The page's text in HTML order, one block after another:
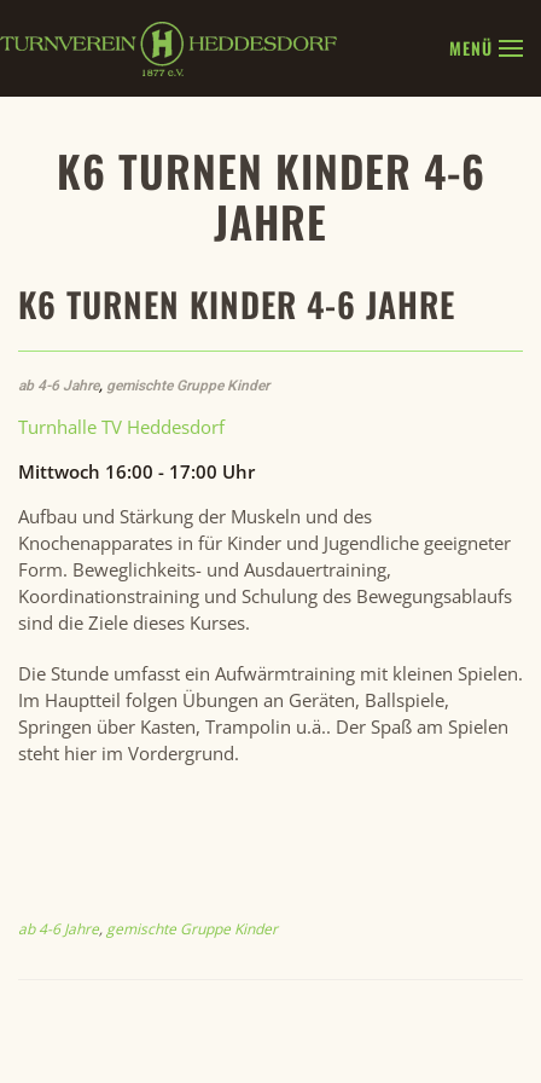
Zum Hauptinhalt springen
MENÜ
K6 TURNEN KINDER 4-6
JAHRE
K6 TURNEN KINDER 4-6 JAHRE
ab 4-6 Jahre, gemischte Gruppe Kinder
Turnhalle TV Heddesdorf
Mittwoch 16:00 - 17:00 Uhr
Aufbau und Stärkung der Muskeln und des
Knochenapparates in für Kinder und Jugendliche geeigneter
Form. Beweglichkeits- und Ausdauertraining,
Koordinationstraining und Schulung des Bewegungsablaufs
sind die Ziele dieses Kurses.
Die Stunde umfasst ein Aufwärmtraining mit kleinen Spielen.
Im Hauptteil folgen Übungen an Geräten, Ballspiele,
Springen über Kasten, Trampolin u.ä.. Der Spaß am Spielen
steht hier im Vordergrund.
ab 4-6 Jahre, gemischte Gruppe Kinder